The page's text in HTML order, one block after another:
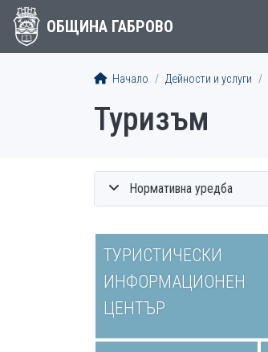
ОБЩИНА ГАБРОВО
Начало Дейности и услуги
Туризъм
Нормативна уредба
ТУРИСТИЧЕСКИ
ИНФОРМАЦИОНЕН
ЦЕНТЪР